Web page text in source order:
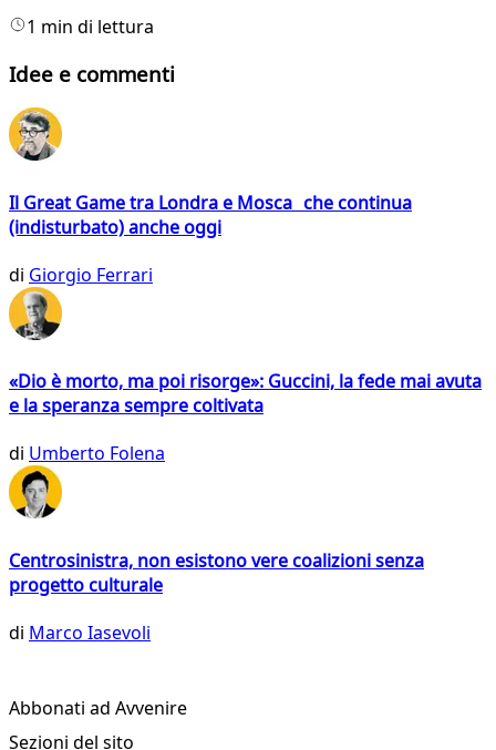
1 min di lettura
Idee e commenti
Il Great Game tra Londra e Mosca che continua
(indisturbato) anche oggi
di Giorgio Ferrari
«Dio è morto, ma poi risorge»: Guccini, la fede mai avuta
e la speranza sempre coltivata
di Umberto Folena
Centrosinistra, non esistono vere coalizioni senza
progetto culturale
di Marco Iasevoli
Abbonati ad Avvenire
Sezioni del sito